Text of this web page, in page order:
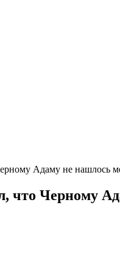
Адаму не нашлось
что Черному